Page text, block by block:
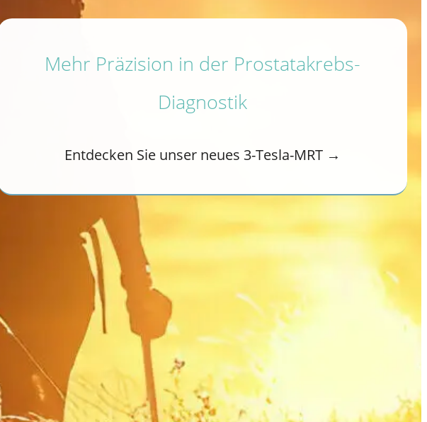
Mehr Präzision in der Prostatakrebs-
Diagnostik
Entdecken Sie unser neues 3-Tesla-MRT →